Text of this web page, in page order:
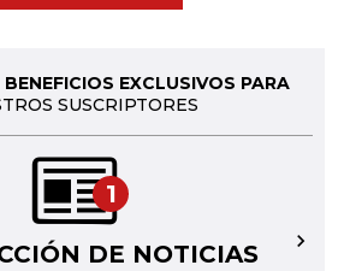
EXCLUSIVOS PARA
SUSCRIPTORES
1
DE NOTICIAS →